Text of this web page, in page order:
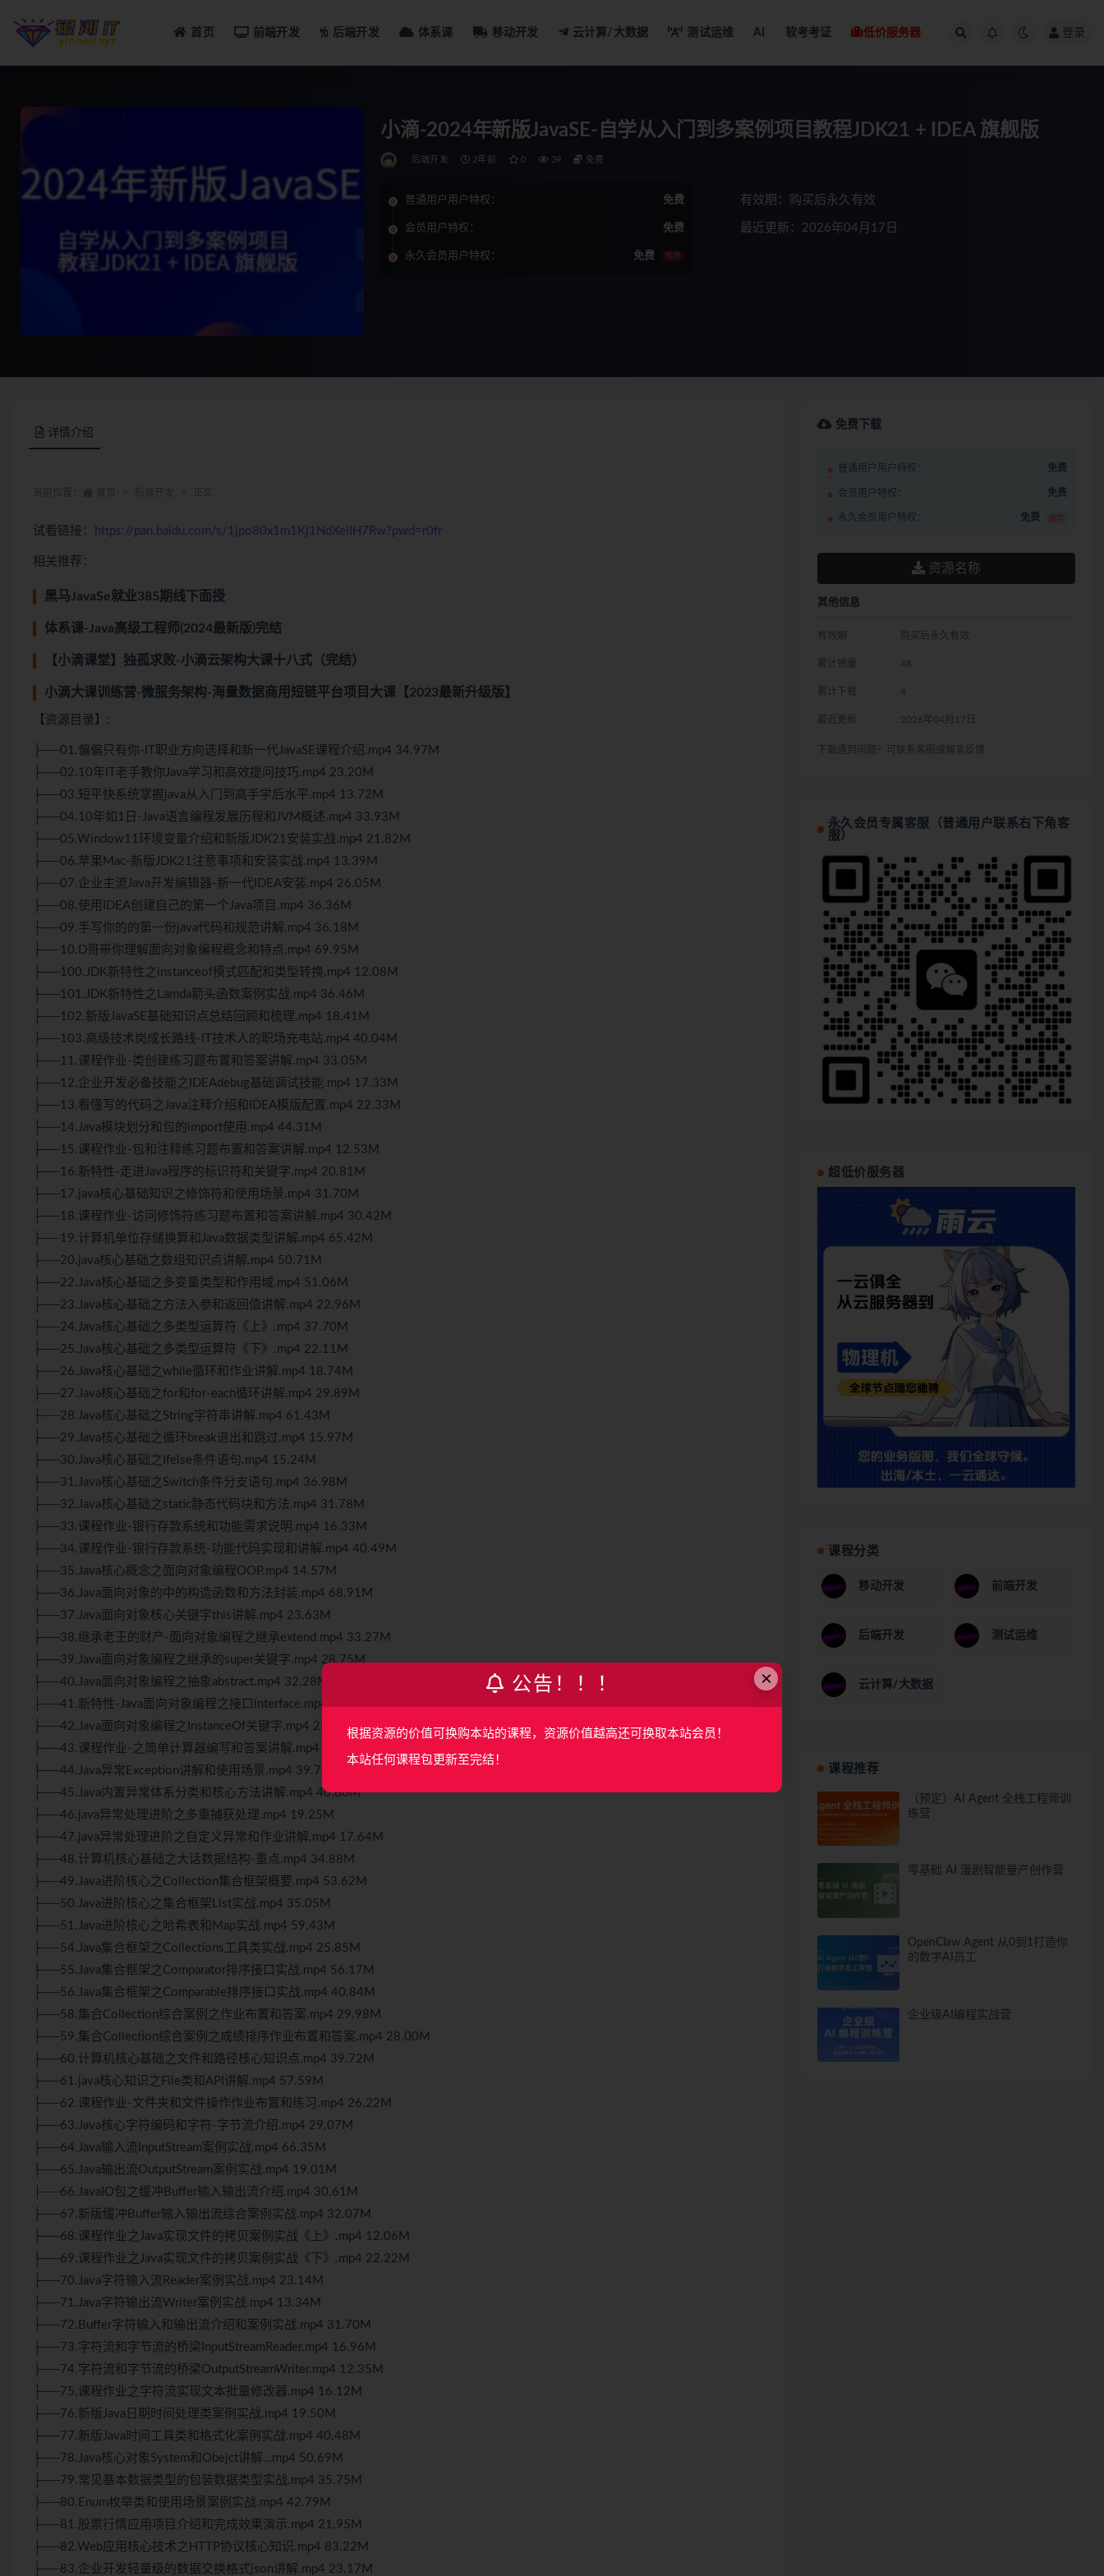
首页 前端开发 后端开发 体系课 移动开发 云计算/大数据 测试运维 AI 软考考证 低价服务器 登录
小滴-2024年新版JavaSE-自学从入门到多案例项目教程JDK21 + IDEA 旗舰版
后端开发 2年前 0 39 免费
普通用户用户特权： 免费
会员用户特权： 免费
永久会员用户特权： 免费 推荐
有效期：购买后永久有效
最近更新：2026年04月17日
详情介绍
试看链接： https://pan.baidu.com/s/1jpo80x1m1Kj1NdXelIH7Rw?pwd=r0fr
相关推荐：
黑马JavaSe就业385期线下面授
体系课-Java高级工程师(2024最新版)完结
【小滴课堂】独孤求败-小滴云架构大课十八式（完结）
小滴大课训练营-微服务架构-海量数据商用短链平台项目大课【2023最新升级版】
【资源目录】:
├──01.偏偏只有你-IT职业方向选择和新一代JavaSE课程介绍.mp4 34.97M
├──02.10年IT老手教你Java学习和高效提问技巧.mp4 23.20M
├──03.短平快系统掌握java从入门到高手学后水平.mp4 13.72M
├──04.10年如1日-Java语言编程发展历程和JVM概述.mp4 33.93M
├──05.Window11环境变量介绍和新版JDK21安装实战.mp4 21.82M
├──06.苹果Mac-新版JDK21注意事项和安装实战.mp4 13.39M
├──07.企业主流Java开发编辑器-新一代IDEA安装.mp4 26.05M
├──08.使用IDEA创建自己的第一个Java项目.mp4 36.36M
├──09.手写你的的第一份java代码和规范讲解.mp4 36.18M
├──10.D哥带你理解面向对象编程概念和特点.mp4 69.95M
├──100.JDK新特性之instanceof模式匹配和类型转换.mp4 12.08M
├──101.JDK新特性之Lamda箭头函数案例实战.mp4 36.46M
├──102.新版JavaSE基础知识点总结回顾和梳理.mp4 18.41M
├──103.高级技术岗成长路线-IT技术人的职场充电站.mp4 40.04M
├──11.课程作业-类创建练习题布置和答案讲解.mp4 33.05M
├──12.企业开发必备技能之IDEAdebug基础调试技能.mp4 17.33M
├──13.看懂写的代码之Java注释介绍和IDEA模版配置.mp4 22.33M
├──14.Java模块划分和包的import使用.mp4 44.31M
├──15.课程作业-包和注释练习题布置和答案讲解.mp4 12.53M
├──16.新特性-走进Java程序的标识符和关键字.mp4 20.81M
├──17.java核心基础知识之修饰符和使用场景.mp4 31.70M
├──18.课程作业-访问修饰符练习题布置和答案讲解.mp4 30.42M
├──19.计算机单位存储换算和Java数据类型讲解.mp4 65.42M
├──20.java核心基础之数组知识点讲解.mp4 50.71M
├──22.Java核心基础之多变量类型和作用域.mp4 51.06M
├──23.Java核心基础之方法入参和返回值讲解.mp4 22.96M
├──24.Java核心基础之多类型运算符《上》.mp4 37.70M
├──25.Java核心基础之多类型运算符《下》.mp4 22.11M
├──26.Java核心基础之while循环和作业讲解.mp4 18.74M
├──27.Java核心基础之for和for-each循环讲解.mp4 29.89M
├──28.Java核心基础之String字符串讲解.mp4 61.43M
├──29.Java核心基础之循环break退出和跳过.mp4 15.97M
├──30.Java核心基础之Ifelse条件语句.mp4 15.24M
├──31.Java核心基础之Switch条件分支语句.mp4 36.98M
├──32.Java核心基础之static静态代码块和方法.mp4 31.78M
├──33.课程作业-银行存款系统和功能需求说明.mp4 16.33M
├──34.课程作业-银行存款系统-功能代码实现和讲解.mp4 40.49M
├──35.Java核心概念之面向对象编程OOP.mp4 14.57M
├──36.Java面向对象的中的构造函数和方法封装.mp4 68.91M
├──37.Java面向对象核心关键字this讲解.mp4 23.63M
├──38.继承老王的财产-面向对象编程之继承extend.mp4 33.27M
├──39.Java面向对象编程之继承的super关键字.mp4 28.75M
├──40.Java面向对象编程之抽象abstract.mp4 32.28M
├──41.新特性-Java面向对象编程之接口interface.mp4 44.62M
├──42.Java面向对象编程之InstanceOf关键字.mp4 27.74M
├──43.课程作业-之简单计算器编写和答案讲解.mp4 29.79M
├──44.Java异常Exception讲解和使用场景.mp4 39.76M
├──45.Java内置异常体系分类和核心方法讲解.mp4 40.80M
├──46.java异常处理进阶之多重捕获处理.mp4 19.25M
├──47.java异常处理进阶之自定义异常和作业讲解.mp4 17.64M
├──48.计算机核心基础之大话数据结构-重点.mp4 34.88M
├──49.Java进阶核心之Collection集合框架概要.mp4 53.62M
├──50.Java进阶核心之集合框架List实战.mp4 35.05M
├──51.Java进阶核心之哈希表和Map实战.mp4 59.43M
├──54.Java集合框架之Collections工具类实战.mp4 25.85M
├──55.Java集合框架之Comparator排序接口实战.mp4 56.17M
├──56.Java集合框架之Comparable排序接口实战.mp4 40.84M
├──58.集合Collection综合案例之作业布置和答案.mp4 29.98M
├──59.集合Collection综合案例之成绩排序作业布置和答案.mp4 28.00M
├──60.计算机核心基础之文件和路径核心知识点.mp4 39.72M
├──61.java核心知识之File类和API讲解.mp4 57.59M
├──62.课程作业-文件夹和文件操作作业布置和练习.mp4 26.22M
├──63.Java核心字符编码和字符-字节流介绍.mp4 29.07M
├──64.Java输入流InputStream案例实战.mp4 66.35M
├──65.Java输出流OutputStream案例实战.mp4 19.01M
├──66.JavaIO包之缓冲Buffer输入输出流介绍.mp4 30.61M
├──67.新版缓冲Buffer输入输出流综合案例实战.mp4 32.07M
├──68.课程作业之Java实现文件的拷贝案例实战《上》.mp4 12.06M
├──69.课程作业之Java实现文件的拷贝案例实战《下》.mp4 22.22M
├──70.Java字符输入流Reader案例实战.mp4 23.14M
├──71.Java字符输出流Writer案例实战.mp4 13.34M
├──72.Buffer字符输入和输出流介绍和案例实战.mp4 31.70M
├──73.字符流和字节流的桥梁InputStreamReader.mp4 16.96M
├──74.字符流和字节流的桥梁OutputStreamWriter.mp4 12.35M
├──75.课程作业之字符流实现文本批量修改器.mp4 16.12M
├──76.新版Java日期时间处理类案例实战.mp4 19.50M
├──77.新版Java时间工具类和格式化案例实战.mp4 40.48M
├──78.Java核心对象System和Obejct讲解…mp4 50.69M
├──79.常见基本数据类型的包装数据类型实战.mp4 35.75M
├──80.Enum枚举类和使用场景案例实战.mp4 42.79M
├──81.股票行情应用项目介绍和完成效果演示.mp4 21.95M
├──82.Web应用核心技术之HTTP协议核心知识.mp4 83.22M
├──83.企业开发轻量级的数据交换格式json讲解.mp4 23.17M
免费下载
普通用户用户特权： 免费
会员用户特权： 免费
永久会员用户特权： 免费 推荐
资源名称
其他信息
有效期 购买后永久有效
累计销量 48
累计下载 4
最近更新 2026年04月17日
下载遇到问题？可联系客服或留言反馈
永久会员专属客服（普通用户联系右下角客
服）
超低价服务器
课程分类
移动开发 前端开发
后端开发 测试运维
云计算/大数据
课程推荐
（预定）AI Agent 全栈工程师训
练营
零基础 AI 漫剧智能量产创作营
OpenClaw Agent 从0到1打造你
的数字AI员工
企业级AI编程实战营
×
公告！！！
根据资源的价值可换购本站的课程，资源价值越高还可换取本站会员！
本站任何课程包更新至完结！